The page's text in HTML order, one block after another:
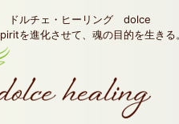
ドルチェ・ヒーリング dolce
を進化させて、魂の目的を生きる。